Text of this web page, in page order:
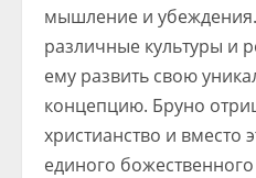
мышление и
различные культуры и
ему развить свою
концепцию. Бруно
христианство и вместо
единого